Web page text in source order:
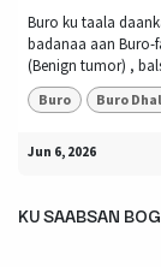
Buro ku taala
badanaa aan Buro-
(Benign tumor) ,
Buro Buro
Jun 6, 2026
KU SAABSAN